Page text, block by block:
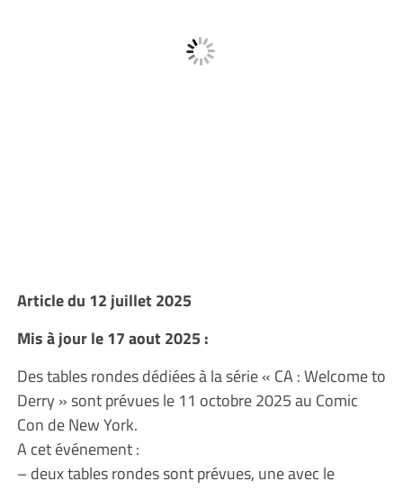
Article du 12 juillet 2025
Mis à jour le 17 aout 2025 :
Des tables rondes dédiées à la série « CA : Welcome to
Derry » sont prévues le 11 octobre 2025 au Comic
Con de New York.
A cet événement :
– deux tables rondes sont prévues, une avec le